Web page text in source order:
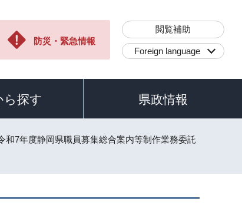
防災・緊急情報
閲覧補助
Foreign language
ら探す 県政情報
和7年度静岡県職員募集総合案内等制作業務委託